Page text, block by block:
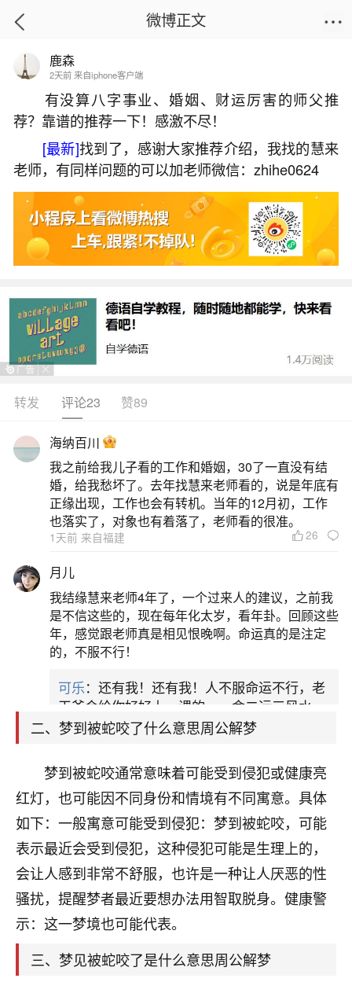
首页
梦见被蛇咬了意味着什么？
2026-05-30 21:58:00 20 9 赞
生活中像梦见被蛇咬了意味着什么？都是很常
见的问题，但是小问题不注意可能会引起大麻烦，
下面就这个问题给大家做一些解读：
一、做梦梦到被蛇咬是什么征兆女性解梦
1.女人梦见蛇咬自己——这可能预示着你近期
将遇到一些令人兴奋的事件，或是实现已久的愿
望。在梦中遭受蛇咬，实际上可能代表你在现实生
活中对即将到来的机遇感到兴奋，同时也可能对你
是否能抓住这些机遇感到一些不安。2.女人梦见水
蛇咬自己——这可能表示你担心健康问题，尤其是
被咬的部位可能会出现疾病。因此，你应该更
二、梦到被蛇咬了什么意思周公解梦
梦到被蛇咬通常意味着可能受到侵犯或健康亮
红灯，也可能因不同身份和情境有不同寓意。具体
如下：一般寓意可能受到侵犯：梦到被蛇咬，可能
表示最近会受到侵犯，这种侵犯可能是生理上的，
会让人感到非常不舒服，也许是一种让人厌恶的性
骚扰，提醒梦者最近要想办法用智取脱身。健康警
示：这一梦境也可能代表。
三、梦见被蛇咬了是什么意思周公解梦
微博正文
鹿森
2天前 来自iphone客户端
有没算八字事业、婚姻、财运厉害的师父推
荐？靠谱的推荐一下！感激不尽！
[最新]找到了，感谢大家推荐介绍，我找的慧来
老师，有同样问题的可以加老师微信：zhihe0624
转发 评论23 赞89
海纳百川
我之前给我儿子看的工作和婚姻，30了一直没有结
婚，给我愁坏了。去年找慧来老师看的，说是年底有
正缘出现，工作也会有转机。当年的12月初，工作
也落实了，对象也有着落了，老师看的很准。
1天前 来自福建 26
月儿
我结缘慧来老师4年了，一个过来人的建议，之前我
是不信这些的，现在每年化太岁，看年卦。回顾这些
年，感觉跟老师真是相见恨晚啊。命运真的是注定
的，不服不行！
可乐：还有我！还有我！人不服命运不行，老
天爷会给你好好上一课的。一命二运三风水，
哪样不服都不行！
卦，认识老师3年了，都是缘分啊！
17分钟前 来自湖北 19
心若莲花
我是做餐饮的，这两年，生意屡屡受挫，店开一家关
一家，要么生意不好，生意好的就出事。前些年攒的
家底快败光了，真是倒霉！我也想找人看看到底怎么
回事？
啊！